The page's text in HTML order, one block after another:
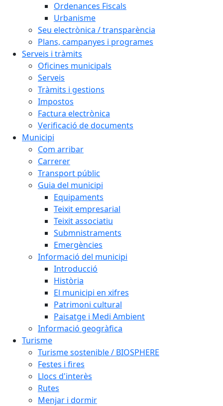
Ordenances Fiscals
Urbanisme
Seu electrònica / transparència
Plans, campanyes i programes
Serveis i tràmits
Oficines municipals
Serveis
Tràmits i gestions
Impostos
Factura electrònica
Verificació de documents
Municipi
Com arribar
Carrerer
Transport públic
Guia del municipi
Equipaments
Teixit empresarial
Teixit associatiu
Submnistraments
Emergències
Informació del municipi
Introducció
Història
El municipi en xifres
Patrimoni cultural
Paisatge i Medi Ambient
Informació geogràfica
Turisme
Turisme sostenible / BIOSPHERE
Festes i fires
Llocs d'interès
Rutes
Menjar i dormir